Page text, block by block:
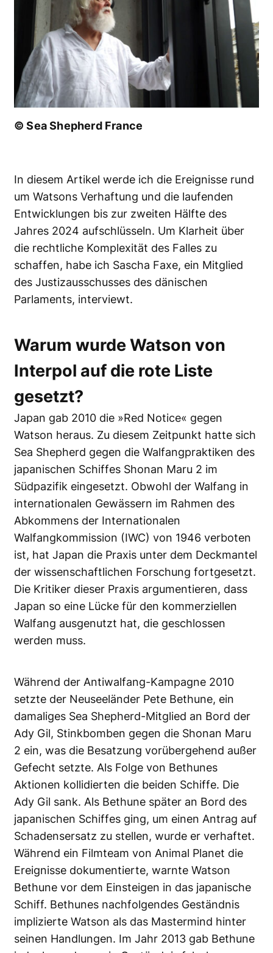
© Sea Shepherd France
In diesem Artikel werde ich die Ereignisse rund
um Watsons Verhaftung und die laufenden
Entwicklungen bis zur zweiten Hälfte des
Jahres 2024 aufschlüsseln. Um Klarheit über
die rechtliche Komplexität des Falles zu
schaffen, habe ich Sascha Faxe, ein Mitglied
des Justizausschusses des dänischen
Parlaments, interviewt.
Warum wurde Watson von
Interpol auf die rote Liste
gesetzt?
Japan gab 2010 die »Red Notice« gegen
Watson heraus. Zu diesem Zeitpunkt hatte sich
Sea Shepherd gegen die Walfangpraktiken des
japanischen Schiffes Shonan Maru 2 im
Südpazifik eingesetzt. Obwohl der Walfang in
internationalen Gewässern im Rahmen des
Abkommens der Internationalen
Walfangkommission (IWC) von 1946 verboten
ist, hat Japan die Praxis unter dem Deckmantel
der wissenschaftlichen Forschung fortgesetzt.
Die Kritiker dieser Praxis argumentieren, dass
Japan so eine Lücke für den kommerziellen
Walfang ausgenutzt hat, die geschlossen
werden muss.
Während der Antiwalfang-Kampagne 2010
setzte der Neuseeländer Pete Bethune, ein
damaliges Sea Shepherd-Mitglied an Bord der
Ady Gil, Stinkbomben gegen die Shonan Maru
2 ein, was die Besatzung vorübergehend außer
Gefecht setzte. Als Folge von Bethunes
Aktionen kollidierten die beiden Schiffe. Die
Ady Gil sank. Als Bethune später an Bord des
japanischen Schiffes ging, um einen Antrag auf
Schadensersatz zu stellen, wurde er verhaftet.
Während ein Filmteam von Animal Planet die
Ereignisse dokumentierte, warnte Watson
Bethune vor dem Einsteigen in das japanische
Schiff. Bethunes nachfolgendes Geständnis
implizierte Watson als das Mastermind hinter
seinen Handlungen. Im Jahr 2013 gab Bethune